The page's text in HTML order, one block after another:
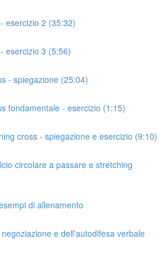
esercizio 2 (35:32)
esercizio 3 (5:56)
- spiegazione (25:04)
fondamentale - esercizio (1:15)
cross - spiegazione e esercizio (9:10)
circolare a passare e stretching
di allenamento
e dell'autodifesa verbale